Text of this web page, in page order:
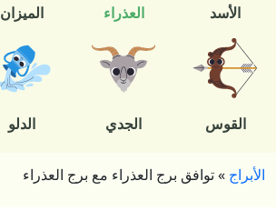
الأسد العذراء الميزان
القوس الجدي الدلو
الأبراج »توافق برج العذراء مع برج العذراء